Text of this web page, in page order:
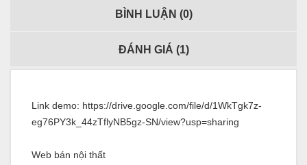
BÌNH LUẬN (0)
ĐÁNH GIÁ (1)
Link demo: https://drive.google.com/file/d/1WkTgk7z-
eg76PY3k_44zTflyNB5gz-SN/view?usp=sharing
Web bán nội thất